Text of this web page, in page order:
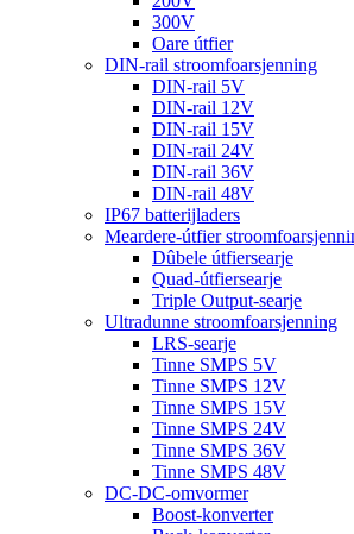
300V
Oare útfier
DIN-rail stroomfoarsjenning
DIN-rail 5V
DIN-rail 12V
DIN-rail 15V
DIN-rail 24V
DIN-rail 36V
DIN-rail 48V
IP67 batterijladers
Meardere-útfier
Dûbele útfiersearje
Quad-útfiersearje
Triple Output-searje
Ultradunne stroomfoarsjenning
LRS-searje
Tinne SMPS 5V
Tinne SMPS 12V
Tinne SMPS 15V
Tinne SMPS 24V
Tinne SMPS 36V
Tinne SMPS 48V
DC-DC-omvormer
Boost-konverter